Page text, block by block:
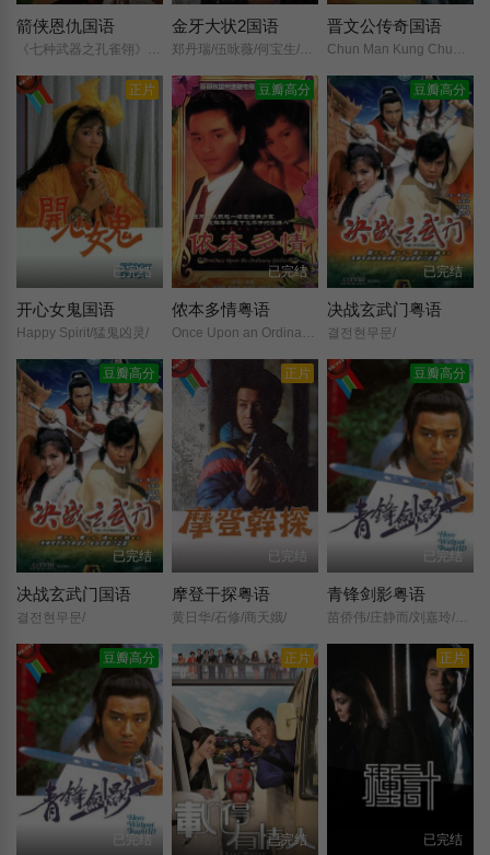
箭侠恩仇国语
《七种武器之孔雀翎》改编/
金牙大状2国语
郑丹瑞/伍咏薇/何宝生/梁艺龄/崔嘉宝/黄一飞/张国强/关海山/黎汉持/
晋文公传奇国语
Chun Man Kung Chuen Ki/Triumph of A Nation/
正片
已完结
开心女鬼国语
Happy Spirit/猛鬼凶灵/
豆瓣高分
已完结
侬本多情粤语
Once Upon an Ordinary Girl/
豆瓣高分
已完结
决战玄武门粤语
결전현무문/
豆瓣高分
已完结
决战玄武门国语
결전현무문/
正片
已完结
摩登干探粤语
黄日华/石修/商天娥/
豆瓣高分
已完结
青锋剑影粤语
苗侨伟/庄静而/刘嘉玲/陈荣峻/郭锋/刘兆铭/刘丹/严秋华/吴孟达/杨盼盼/
豆瓣高分
已完结
正片
已完结
正片
已完结